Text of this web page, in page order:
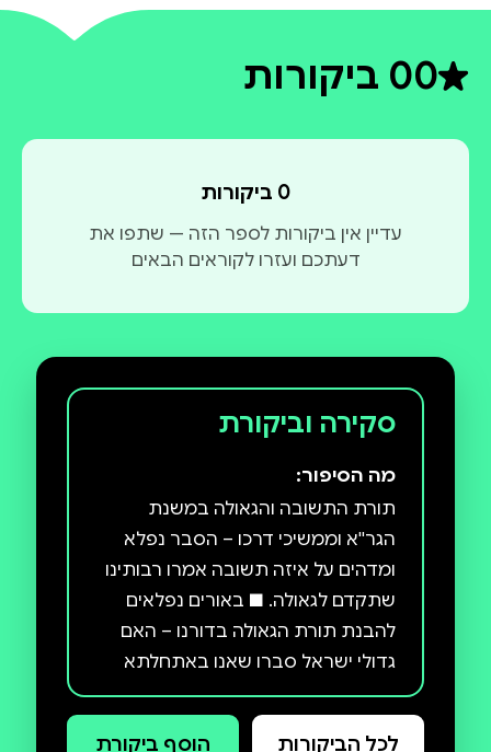
0דירוג ממוצע 0 מתוך 5
0 ביקורות
0 ביקורות
עדיין אין ביקורות לספר הזה — שתפו את
דעתכם ועזרו לקוראים הבאים
סקירה וביקורת
מה הסיפור:
תורת התשובה והגאולה במשנת
הגר''א וממשיכי דרכו – הסבר נפלא
ומדהים על איזה תשובה אמרו רבותינו
שתקדם לגאולה. ■ באורים נפלאים
להבנת תורת הגאולה בדורנו – האם
גדולי ישראל סברו שאנו באתחלתא
דגאולה? ■ פרק התהלים המדבר
בדיוק על התקופה שלנו - ההודיה לה'
לכל הביקורות הוסף ביקורת